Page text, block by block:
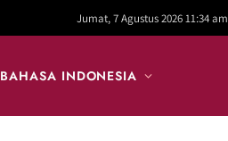
Jumat, 7 Agustus 2026 11:34 am
BAHASA INDONESIA